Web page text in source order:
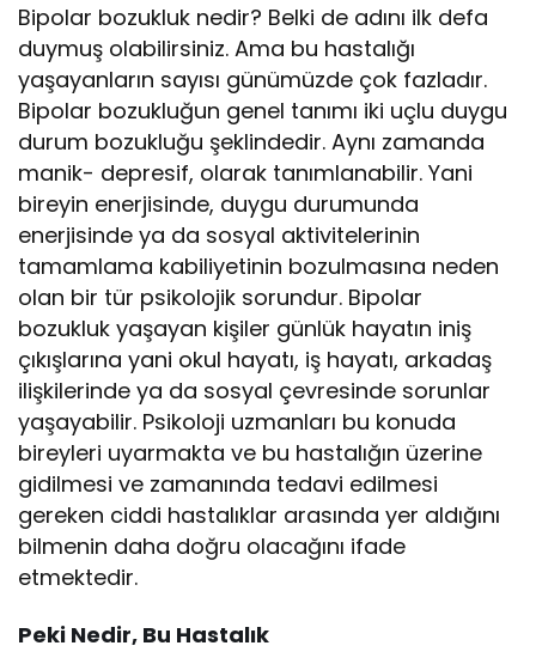
Bipolar bozukluk nedir? Belki de adını ilk defa
duymuş olabilirsiniz. Ama bu hastalığı
yaşayanların sayısı günümüzde çok fazladır.
Bipolar bozukluğun genel tanımı iki uçlu duygu
durum bozukluğu şeklindedir. Aynı zamanda
manik- depresif, olarak tanımlanabilir. Yani
bireyin enerjisinde, duygu durumunda
enerjisinde ya da sosyal aktivitelerinin
tamamlama kabiliyetinin bozulmasına neden
olan bir tür psikolojik sorundur. Bipolar
bozukluk yaşayan kişiler günlük hayatın iniş
çıkışlarına yani okul hayatı, iş hayatı, arkadaş
ilişkilerinde ya da sosyal çevresinde sorunlar
yaşayabilir. Psikoloji uzmanları bu konuda
bireyleri uyarmakta ve bu hastalığın üzerine
gidilmesi ve zamanında tedavi edilmesi
gereken ciddi hastalıklar arasında yer aldığını
bilmenin daha doğru olacağını ifade
etmektedir.
Peki Nedir, Bu Hastalık